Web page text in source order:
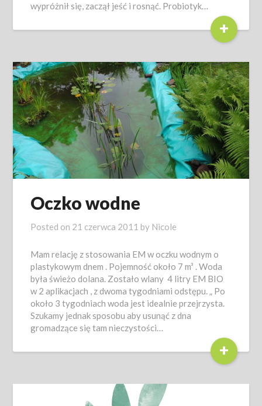
wypróżnił się, zaczął jeść i rosnąć. Probiotyk…
+
Oczko wodne
Posted on 21 czerwca 2011 by Nicole
Mam relację z stosowania EM w oczku wodnym o
plastykowym dnem . Pojemność około 7 m³ . Woda
była świeżo dolana. Zostało wlany 4 litry EM BIO
w 2 aplikacjach , z dwoma tygodniami odstępu. „ Po
około 3 tygodniach woda jest idealnie przejrzysta.
Szukamy jednak sposobu aby usunąć z dna
gromadzące się tam nieczystości…
+